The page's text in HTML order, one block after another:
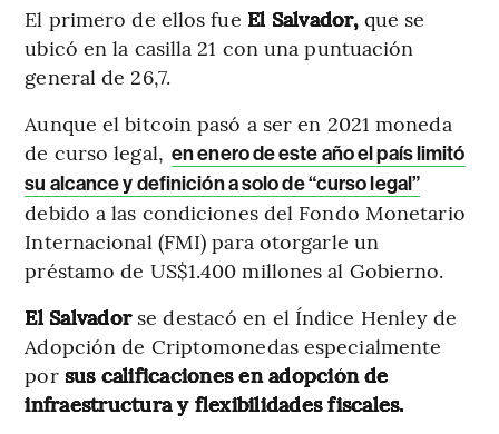
El primero de ellos fue El Salvador,que se
ubicó en la casilla 21 con una puntuación
general de 26,7.
Aunque el bitcoin pasó a ser en 2021 moneda
de curso legal, en enero de este año el país limitó
su alcance y definición a solo de “curso legal”
debido a las condiciones del Fondo Monetario
Internacional (FMI) para otorgarle un
préstamo de US$1.400 millones al Gobierno.
El Salvadorse destacó en el Índice Henley de
Adopción de Criptomonedas especialmente
por sus calificaciones en adopción de
infraestructura y flexibilidades fiscales.